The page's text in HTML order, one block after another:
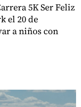
5K Ser Feliz
el 20 de
a niños con